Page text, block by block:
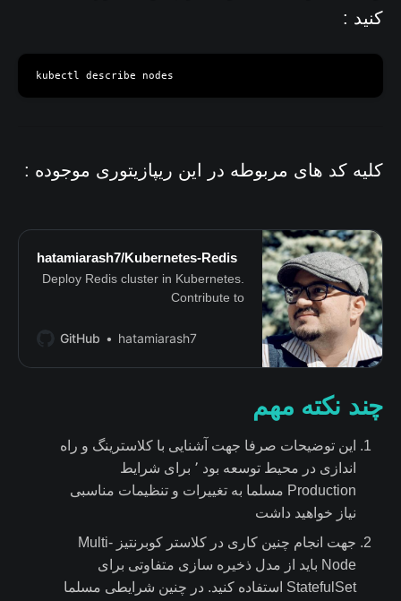
کنید :
کلیه کد های مربوطه در این ریپازیتوری موجوده :
hatamiarash7/Kubernetes-Redis
Deploy Redis cluster in Kubernetes.
Contribute to
development by creating an account
GitHub hatamiarash7
چند نکته مهم
این توضیحات صرفا جهت آشنایی با کلاسترینگ و راه
اندازی در محیط توسعه بود ٬ برای شرایط
Production مسلما به تغییرات و تنظیمات مناسبی
نیاز خواهید داشت
جهت انجام چنین کاری در کلاستر کوبرنتیز Multi-
Node باید از مدل ذخیره سازی متفاوتی برای
StatefulSet استفاده کنید. در چنین شرایطی مسلما